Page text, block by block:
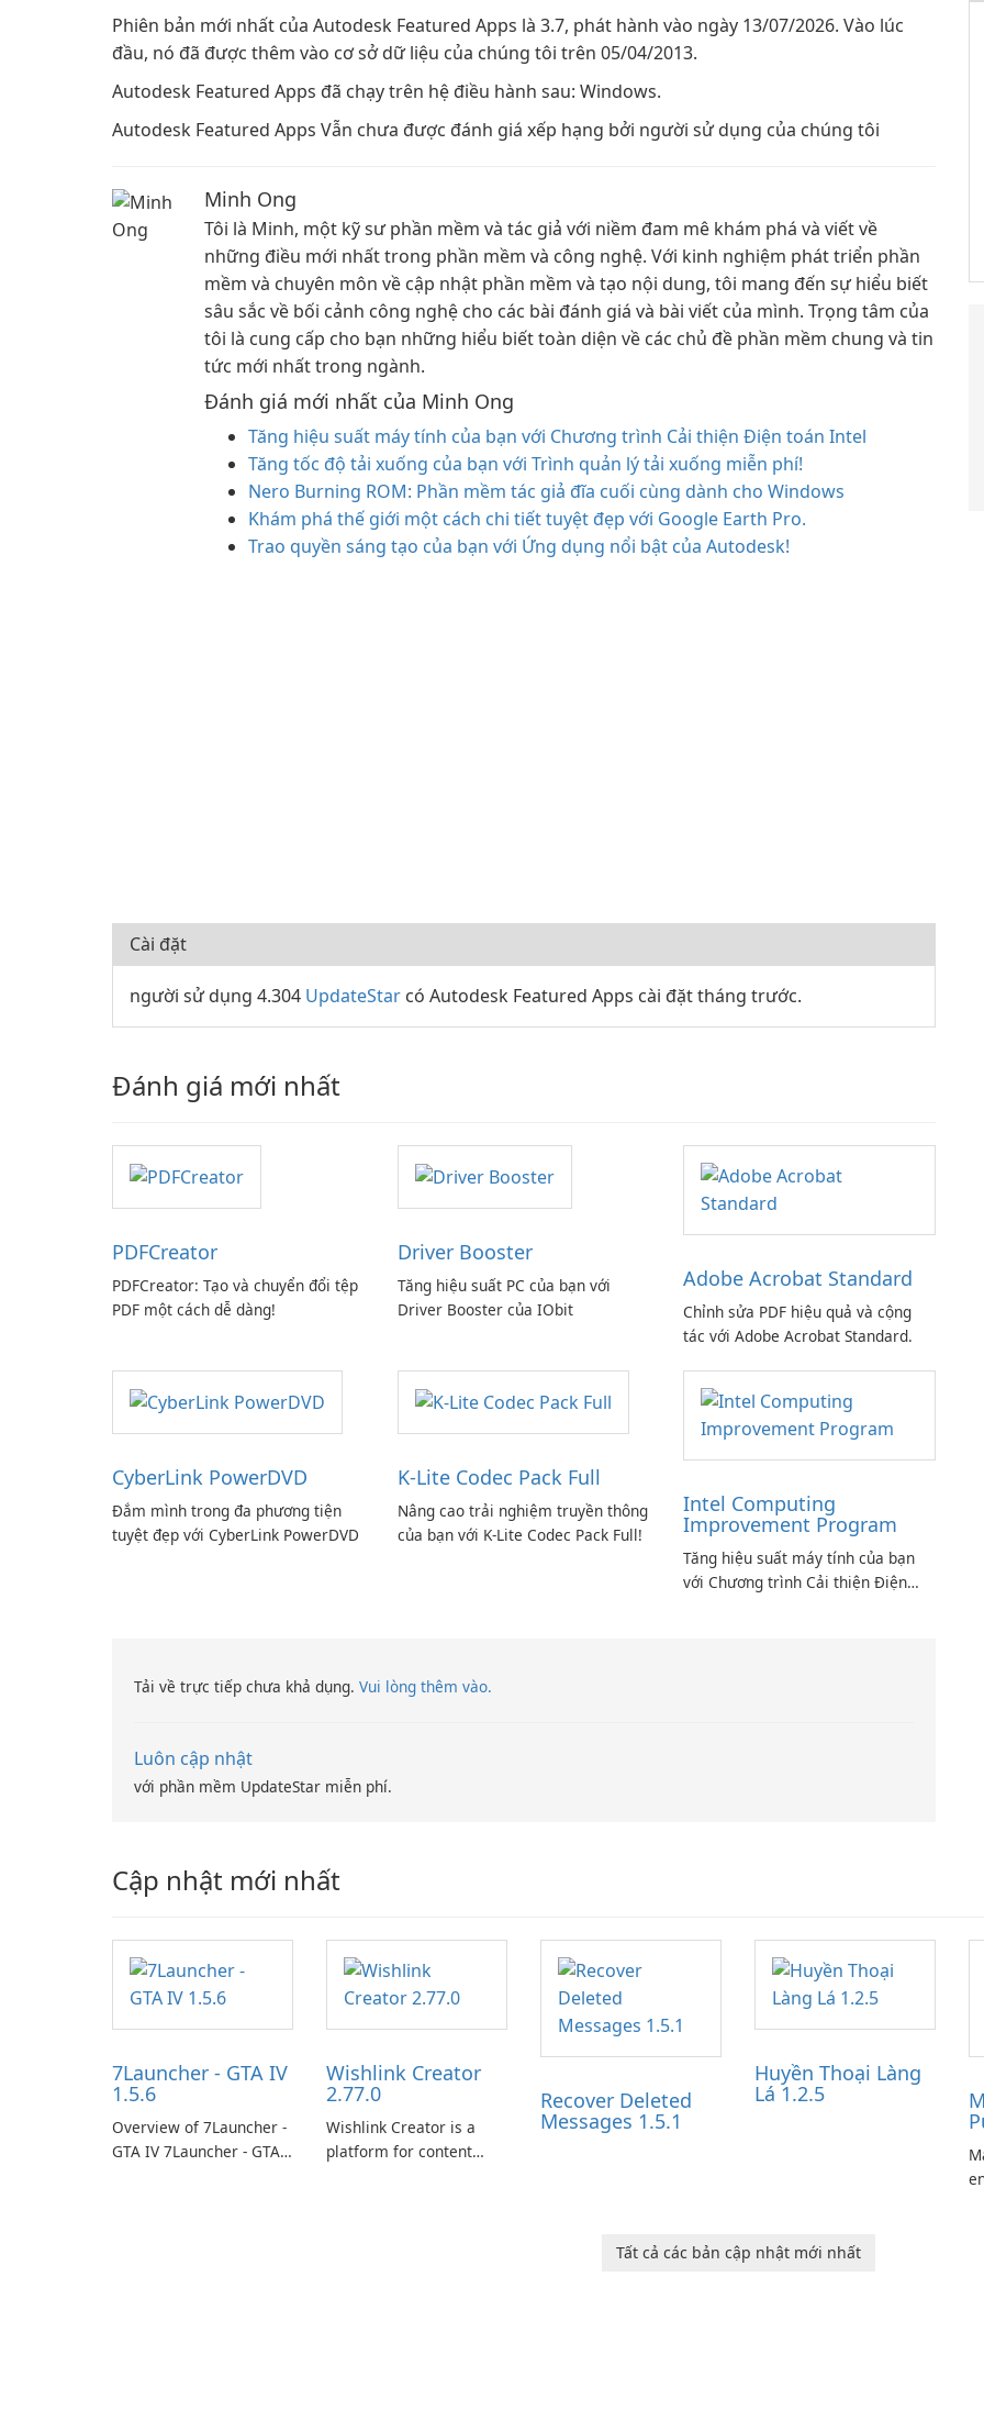
Phiên bản mới nhất của Autodesk Featured Apps là 3.7, phát hành vào ngày 13/07/2026. Vào lúc
đầu, nó đã được thêm vào cơ sở dữ liệu của chúng tôi trên 05/04/2013.
Autodesk Featured Apps đã chạy trên hệ điều hành sau: Windows.
Autodesk Featured Apps Vẫn chưa được đánh giá xếp hạng bởi người sử dụng của chúng tôi
Minh Ong
Tôi là Minh, một kỹ sư phần mềm và tác giả với niềm đam mê khám phá và viết về
những điều mới nhất trong phần mềm và công nghệ. Với kinh nghiệm phát triển phần
mềm và chuyên môn về cập nhật phần mềm và tạo nội dung, tôi mang đến sự hiểu biết
sâu sắc về bối cảnh công nghệ cho các bài đánh giá và bài viết của mình. Trọng tâm của
tôi là cung cấp cho bạn những hiểu biết toàn diện về các chủ đề phần mềm chung và tin
tức mới nhất trong ngành.
Đánh giá mới nhất của Minh Ong
Tăng hiệu suất máy tính của bạn với Chương trình Cải thiện Điện toán Intel
Tăng tốc độ tải xuống của bạn với Trình quản lý tải xuống miễn phí!
Nero Burning ROM: Phần mềm tác giả đĩa cuối cùng dành cho Windows
Khám phá thế giới một cách chi tiết tuyệt đẹp với Google Earth Pro.
Trao quyền sáng tạo của bạn với Ứng dụng nổi bật của Autodesk!
Cài đặt
người sử dụng 4.304 UpdateStar có Autodesk Featured Apps cài đặt tháng trước.
Đánh giá mới nhất
PDFCreator
PDFCreator: Tạo và chuyển đổi tệp
PDF một cách dễ dàng!
Driver Booster
Tăng hiệu suất PC của bạn với
Driver Booster của IObit
Adobe Acrobat Standard
Chỉnh sửa PDF hiệu quả và cộng
tác với Adobe Acrobat Standard.
CyberLink PowerDVD
Đắm mình trong đa phương tiện
tuyệt đẹp với CyberLink PowerDVD
K-Lite Codec Pack Full
Nâng cao trải nghiệm truyền thông
của bạn với K-Lite Codec Pack Full!
Intel Computing
Improvement Program
Tăng hiệu suất máy tính của bạn
với Chương trình Cải thiện Điện
Tải về trực tiếp chưa khả dụng. Vui lòng thêm vào.
Luôn cập nhật
với phần mềm UpdateStar miễn phí.
Cập nhật mới nhất
7Launcher - GTA IV
1.5.6
Overview of 7Launcher -
GTA IV 7Launcher - GTA
Wishlink Creator
2.77.0
Wishlink Creator is a
platform for content
Recover Deleted
Messages 1.5.1
Huyền Thoại Làng
Lá 1.2.5
Tất cả các bản cập nhật mới nhất